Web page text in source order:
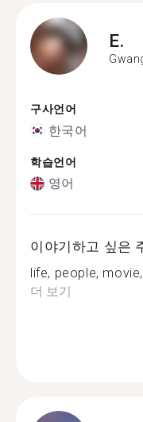
E.
구사언어
한국어
학습언어
영어
이야기하고 싶은
life, people,
더 보기